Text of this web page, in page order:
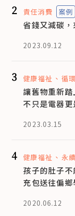
2 責任消費 案例
省錢又減碳，
2023.09.12
3 健康福祉 循
讓舊物重新
不只是電器
2023.03.15
4 健康福祉 永
孩子的肚子
充包送往偏
2020.06.12